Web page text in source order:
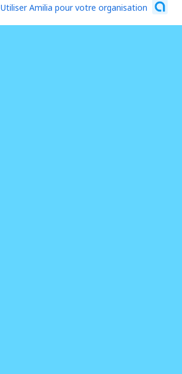
Utiliser Amilia pour votre organisation